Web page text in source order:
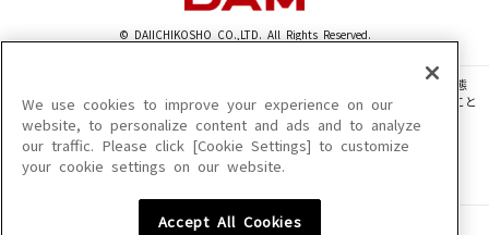
© DAIICHIKOSHO CO.,LTD. All Rights Reserved.
このサイトに掲載されている一切の文章・画像・写真・動画・音声等を、手段や形態
を問わず、著作権法の定める範囲を超えて無断で複製、転載、ファイル化などすること
を禁じます。
楽曲及びコンテンツは、機種によりご利用いただけない場合があります。
楽曲及びコンテンツの配信日、配信内容が変更になる場合があります。
We use cookies to improve your experience on our
website, to personalize content and ads and to analyze
our traffic. Please click [Cookie Settings] to customize
your cookie settings on our website.
Accept All Cookies